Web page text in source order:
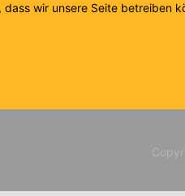
wir unsere Seite betreiben